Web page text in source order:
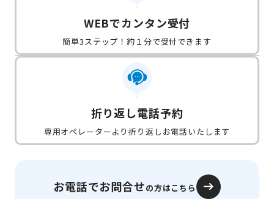
WEBでカンタン受付
簡単3ステップ！約１分で受付できます
折り返し電話予約
専用オペレーターより折り返しお電話いたします
お電話でお問合せの方はこちら